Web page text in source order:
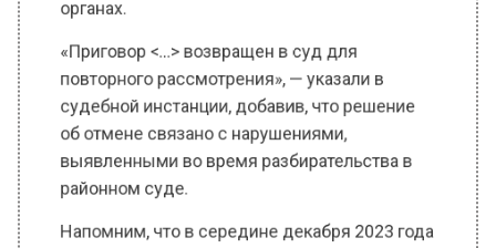
«Приговор <…> возвращен в суд для
повторного рассмотрения», — указали в
судебной инстанции, добавив, что решение
об отмене связано с нарушениями,
выявленными во время разбирательства в
районном суде.